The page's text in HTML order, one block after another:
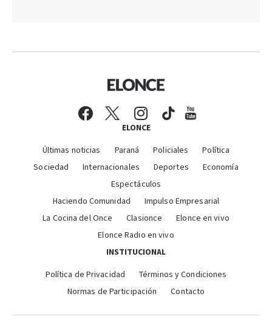
ELONCE
Últimas noticias Paraná Policiales
Política
Sociedad
Internacionales Deportes
Economía
Espectáculos
Haciendo Comunidad
Impulso Empresarial
La Cocina del Once
Clasionce
Elonce en vivo
Elonce Radio en vivo
INSTITUCIONAL
Política de Privacidad
Términos y Condiciones
Normas de Participación
Contacto